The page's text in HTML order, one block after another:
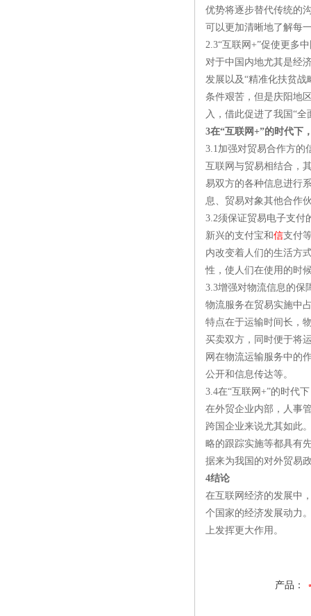
优势将逐步替代传统的
可以更加清晰地了解每
2.3“互联网+”促使更多
对于中国内地尤其是经
发展以及“精准化扶贫
条件艰苦，但是庆阳地
入，借此促进了我国“
3在“互联网+”的时代下
3.1加强对贸易合作方的
互联网与贸易相结合，
易双方的各种信息进行
息、贸易对象其他合作
3.2须保证贸易电子支付
新兴的支付宝和信支付
内改变着人们的生活方
性，使人们在使用的时
3.3增强对物流信息的保
物流服务在贸易实施中
特点在于运输时间长，
买卖双方，同时便于将
网在物流运输服务中的
公开和信息传达等。
3.4在“互联网+”的时代
在外贸企业内部，人事
跨国企业来说尤其如此
略的跟踪实施等都具有
据来为我国的对外贸易
4结论
在互联网经济的发展中
个国家的经济发展动力
上发挥更大作用。
产品：